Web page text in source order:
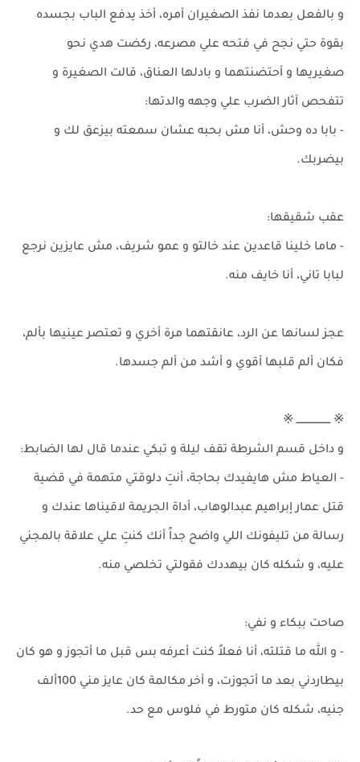
و بالفعل بعدما نفذ الصغيران أمره، أخذ يدفع الباب بجسده
بقوة حتي نجح في فتحه علي مصرعه، ركضت هدي نحو
صغيريها و أحتضنتهما و بادلها العناق، قالت الصغيرة و
تتفحص آثار الضرب علي وجهه والدتها:
- بابا ده وحش، أنا مش بحبه عشان سمعته بيزعق لك و
بيضربك.
عقب شقيقها:
- ماما خلينا قاعدين عند خالتو و عمو شريف، مش عايزين نرجع
لبابا تاني، أنا خايف منه.
عجز لسانها عن الرد، عانقتهما مرة أخري و تعتصر عينيها بألم،
فكان ألم قلبها أقوي و أشد من ألم جسدها.
※ ـــــــــــــــــــــ ※
و داخل قسم الشرطة تقف ليلة و تبكي عندما قال لها الضابط:
- العياط مش هايفيدك بحاجة، أنتِ دلوقتي متهمة في قضية
قتل عمار إبراهيم عبدالوهاب، أداة الجريمة لاقيناها عندك و
رسالة من تليفونك اللي واضح جداً أنك كنتِ علي علاقة بالمجني
عليه، و شكله كان بيهددك فقولتي تخلصي منه.
صاحت ببكاء و نفي:
- و الله ما قتلته، أنا فعلاً كنت أعرفه بس قبل ما أتجوز و هو كان
بيطاردني بعد ما أتجوزت، و أخر مكالمة كان عايز مني 100ألف
جنيه، شكله كان متورط في فلوس مع حد.